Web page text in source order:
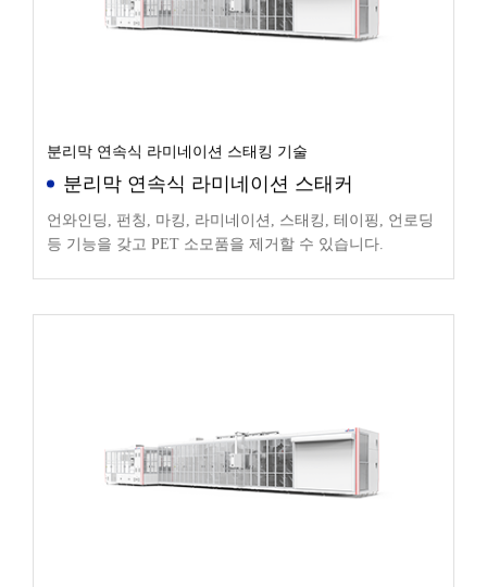
분리막 연속식 라미네이션 스태킹 기술
분리막 연속식 라미네이션 스태커
언와인딩, 펀칭, 마킹, 라미네이션, 스태킹, 테이핑, 언로딩
등 기능을 갖고 PET 소모품을 제거할 수 있습니다.